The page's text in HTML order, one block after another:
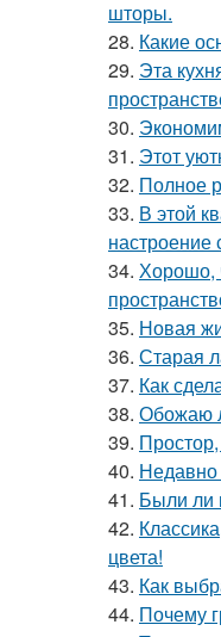
шторы.
28. Какие
29. Эта
30.
31. Этот
32. Полное
33. В этой
настроение
34. Хорошо,
35. Новая
36. Старая
37. Как
38. Обожаю
39.
40. Недавно
41. Были ли
42.
цвета!
43. Как
44. Почему